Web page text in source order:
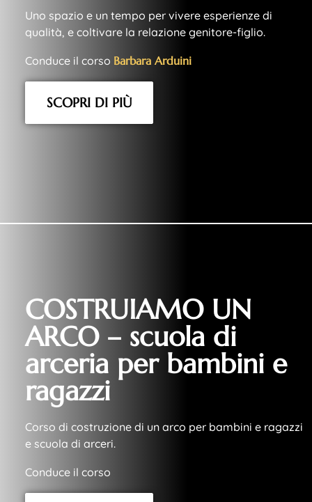
Uno spazio e un tempo per vivere esperienze di
qualità, e coltivare la relazione genitore-figlio.
Conduce il corso Barbara Arduini
SCOPRI DI PIÙ
COSTRUIAMO UN
ARCO – scuola di
arceria per bambini e
ragazzi
Corso di costruzione di un arco per bambini e ragazzi
e scuola di arceri.
Conduce il corso